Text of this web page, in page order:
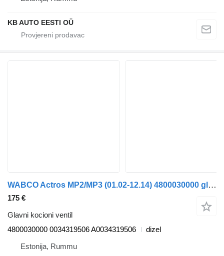
KB AUTO EESTI OÜ
WABCO Actros MP2/MP3 (01.02-12.14) 4800030000 glavni kocioni ventil za Mercedes-Benz Actros, Axor MP1, MP2, MP3 (1996-2014) kamiona
175 €
Glavni kocioni ventil
4800030000 0034319506 A0034319506
dizel
Estonija, Rummu